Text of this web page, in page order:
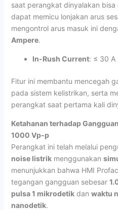
saat perangkat dinyalakan
dapat memicu lonjakan arus
mengontrol arus masuk ini
Ampere.
In-Rush Current: ≤ 30 A
Fitur ini membantu mencegah
pada sistem kelistrikan, serta
perangkat saat pertama kali
Ketahanan terhadap
1000 Vp-p
Perangkat ini telah melalui
noise listrikmenggunakan
menunjukkan bahwa HMI
tegangan gangguan sebesar
pulsa 1 mikrodetikdan waktu
nanodetik.